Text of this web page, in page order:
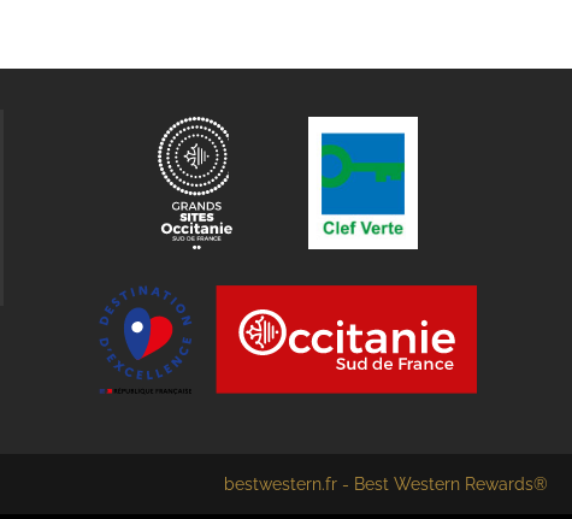
bestwestern.fr - Best Western Rewards®